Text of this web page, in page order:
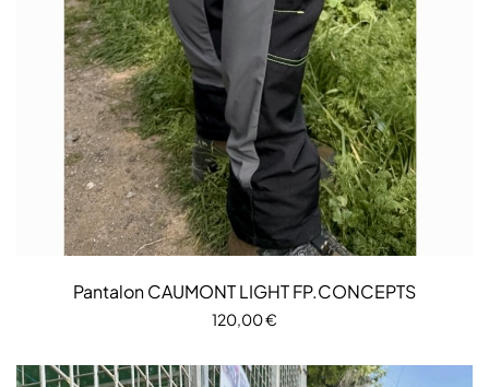
Pantalon CAUMONT LIGHT FP.CONCEPTS
120,00€